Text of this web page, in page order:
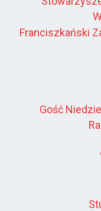
Franciszkański
Gość